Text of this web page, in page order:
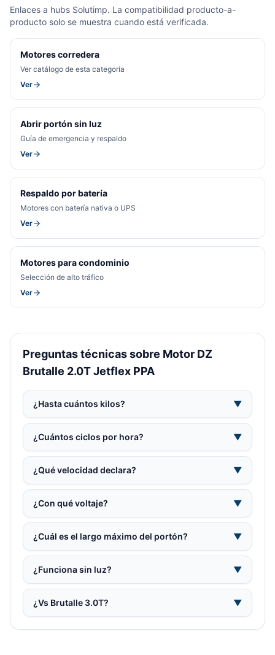
Enlaces a hubs Solutimp. La compatibilidad producto-a-
producto solo se muestra cuando está verificada.
Motores corredera
Ver catálogo de esta categoría
Ver
Abrir portón sin luz
Guía de emergencia y respaldo
Ver
Respaldo por batería
Motores con batería nativa o UPS
Ver
Motores para condominio
Selección de alto tráfico
Ver
Preguntas técnicas sobre Motor DZ
Brutalle 2.0T Jetflex PPA
¿Hasta cuántos kilos? ▼
¿Cuántos ciclos por hora? ▼
¿Qué velocidad declara? ▼
¿Con qué voltaje? ▼
¿Cuál es el largo máximo del portón? ▼
¿Funciona sin luz? ▼
¿Vs Brutalle 3.0T? ▼